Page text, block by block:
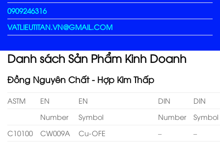
0909246316
VATLIEUTITAN.VN@GMAIL.COM
Danh sách Sản Phẩm Kinh Doanh
Đồng Nguyên Chất - Hợp Kim Thấp
ASTM EN EN DIN
DIN
Number
Symbol Number
Symbol
C10100
CW009A Cu-OFE –
–